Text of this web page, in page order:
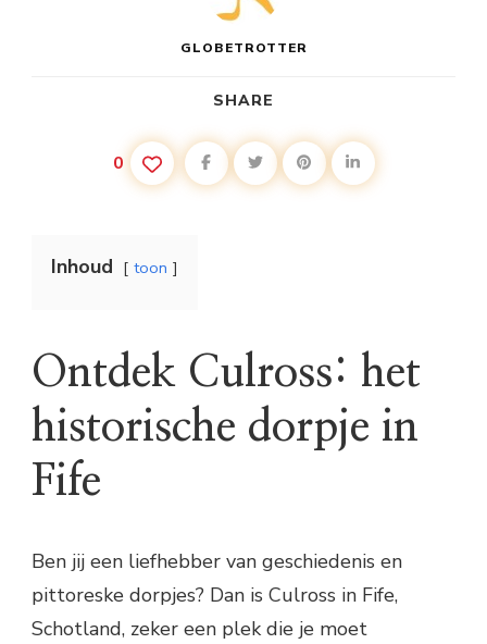
GLOBETROTTER
SHARE
0
Inhoud toon
Ontdek Culross: het
historische dorpje in
Fife
Ben jij een liefhebber van geschiedenis en
pittoreske dorpjes? Dan is Culross in Fife,
Schotland, zeker een plek die je moet